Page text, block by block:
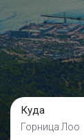
Куда
Горница Лоо